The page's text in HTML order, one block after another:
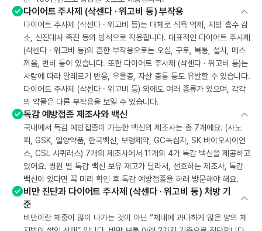
다이어트 주사제 (삭센다 · 위고비 등) 부작용
다이어트 주사제 (삭센다 · 위고비 등)는 대체로 식욕 억제, 지방 흡수 감
소, 신진대사 촉진 등의 방식으로 작용합니다. 대표적인 다이어트 주사제
(삭센다 · 위고비 등)의 흔한 부작용으로는 오심, 구토, 복통, 설사, 메스
꺼움, 변비 등이 있습니다. 또한 다이어트 주사제 (삭센다 · 위고비 등)는
사람에 따라 알레르기 반응, 우울증, 자살 충동 등도 유발할 수 있습니다.
다이어트 주사제 (삭센다 · 위고비 등) 외에도 여러 종류가 있으며, 각각
의 약물은 다른 부작용을 보일 수 있습니다.
독감 예방접종 제조사와 백신
국내에서 독감 예방접종이 가능한 백신의 제조사는 총 7개에요. (사노
피, GSK, 일양약품, 한국백신, 보령제약, GC녹십자, SK 바이오사이언
스, CSL 시퀴러스) 7개의 제조사에서 11개의 4가 독감 백신을 제공하고
있어요. 병원 별 독감 백신 보유 재고가 달라서, 선호하는 제조사, 독감
백신이 있다면 꼭 미리 확인 후 독감 예방접종을 하러 방문해야 해요.
비만 진단과 다이어트 주사제 (삭센다 · 위고비 등) 처방 기
준
비만이란 체중이 많이 나가는 것이 아닌 “체내에 과다하게 많은 양의 체